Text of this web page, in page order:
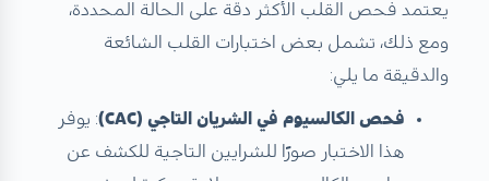
يعتمد فحص القلب الأكثر دقة على الحالة المحددة،
ومع ذلك، تشمل بعض اختبارات القلب الشائعة
والدقيقة ما يلي:
فحص الكالسيوم في الشريان التاجي (CAC)
: يوفر
هذا الاختبار صورًا للشرايين التاجية للكشف عن